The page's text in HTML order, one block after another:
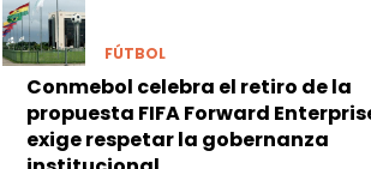
FÚTBOL
Conmebol celebra el retiro de la
propuesta FIFA Forward
exige respetar la gobernanza